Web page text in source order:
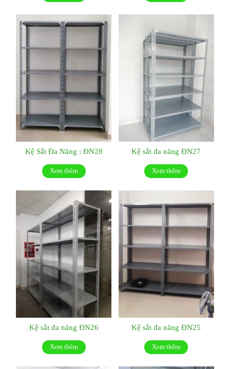
Kệ Sắt Đa Năng : ĐN28
Xem thêm
Kệ sắt đa năng ĐN27
Xem thêm
Kệ sắt đa năng ĐN26
Xem thêm
Kệ sắt đa năng ĐN25
Xem thêm